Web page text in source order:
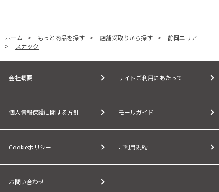
ホーム > もっと商品を探す > 店舗受取りから探す >
静岡エリア
>
スナック
会社概要 サイトご利用にあたって
個人情報保護に関する方針 モールガイド
Cookieポリシー ご利用規約
お問い合わせ